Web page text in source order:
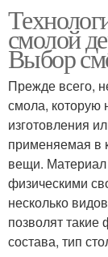
смолой
Выбор
Прежде всего,
смола, которую
изготовления
применяемая в
вещи.
физическими
несколько
позволят такие
состава, тип